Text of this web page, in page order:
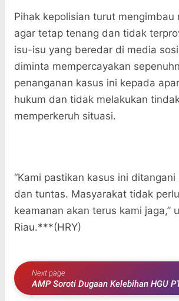
Pihak kepolisian turut mengimbau
agar tetap tenang dan tidak
isu-isu yang beredar di media
diminta mempercayakan
penanganan kasus ini kepada
hukum dan tidak melakukan
memperkeruh situasi.
“Kami pastikan kasus ini ditangani
dan tuntas. Masyarakat tidak
keamanan akan terus kami jaga,”
Riau.***(HRY)
Next page
AMP Soroti Dugaan Kelebihan HGU
FGD Polda Lampung, Tuntut